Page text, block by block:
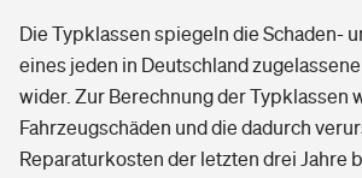
Die Typklassen spiegeln die Schaden-
eines jeden in Deutschland
wider. Zur Berechnung der Typklassen
Fahrzeugschäden und die dadurch
Reparaturkosten der letzten drei Jahre